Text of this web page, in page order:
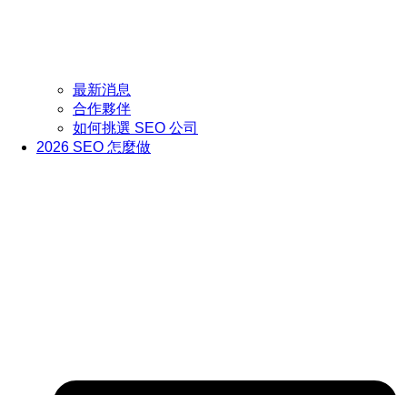
最新消息
合作夥伴
如何挑選 SEO 公司
2026 SEO 怎麼做